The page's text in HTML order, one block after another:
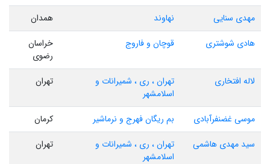
مهدی سنایی
نهاوند
همدان
هادی شوشتری
قوچان و فاروج
خراسان
رضوی
لاله افتخاری
تهران ، ری ، شمیرانات و
اسلامشهر
تهران
موسی غضنفرآبادی بم ریگان فهرج و نرماشیر
کرمان
سید مهدی هاشمی
تهران ، ری ، شمیرانات و
اسلامشهر
تهران